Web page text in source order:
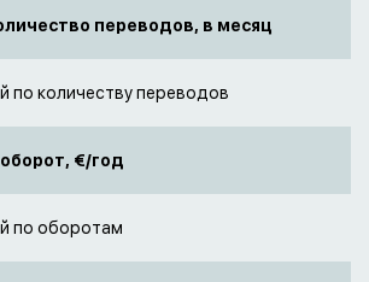
переводов, в месяц
по количеству переводов
€/год
по оборотам